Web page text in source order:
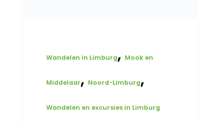
Wandelen in Limburg, Mook en
Middelaar, Noord-Limburg,
Wandelen en excursies in Limburg